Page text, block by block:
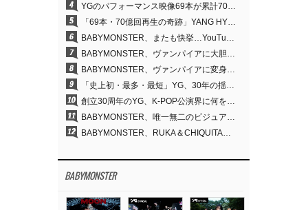
4 YGのパフォーマンス映像69本が累計70億回再生…YANG HYUN SUKの制作哲学が実を結ぶ
5 「69本・70億回再生の奇跡」YANG HYUN SUK、YGのパフォーマンスビデオを100％自ら手掛けた理由
6 BABYMONSTER、またも快挙…YouTubeワールドワイドトレンドで1位に
7 BABYMONSTER、ヴァンパイアに大胆変身…YouTubeトレンド1位を獲得
8 BABYMONSTER、ヴァンパイアに変身…「MOON」で3か月にわたるプロジェクトを締めくくる
9 「史上初・最多・最短」YG、30年の揺るぎない信念が切り開いたK-POPツアーの新境地
10 創立30周年のYG、K-POP公演界に何を残したのか
11 BABYMONSTER、唯一無二のビジュアルと圧倒的な表現力…『MOON』
12 BABYMONSTER、RUKA＆CHIQUITAの「MOON」ビジュアルを公開…洗練されたカリスマ性・ユニークなビジュアル
BABYMONSTER